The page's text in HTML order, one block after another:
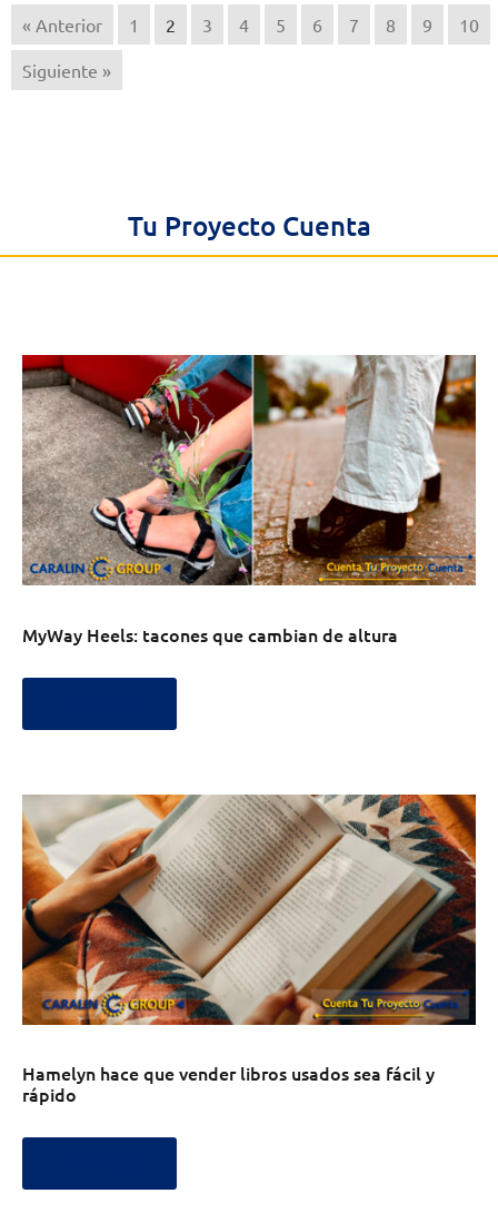
« Anterior 1 2 3 4 5 6 7 8 9 10
Siguiente »
Tu Proyecto Cuenta
MyWay Heels: tacones que cambian de altura
Hamelyn hace que vender libros usados sea fácil y
rápido